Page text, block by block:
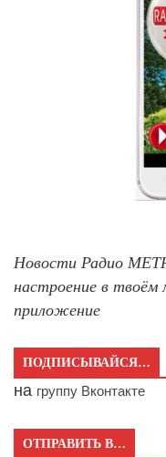
Новости Радио
настроение в твоём
приложение
ПОДПИСЫВАЙСЯ…
на группу Вконтакте
ОТПРАВИТЬ В…